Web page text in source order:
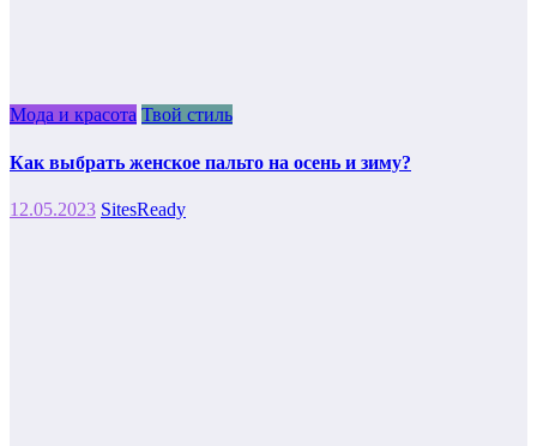
Мода и красота Твой стиль
Как выбрать женское пальто на осень и зиму?
12.05.2023 SitesReady